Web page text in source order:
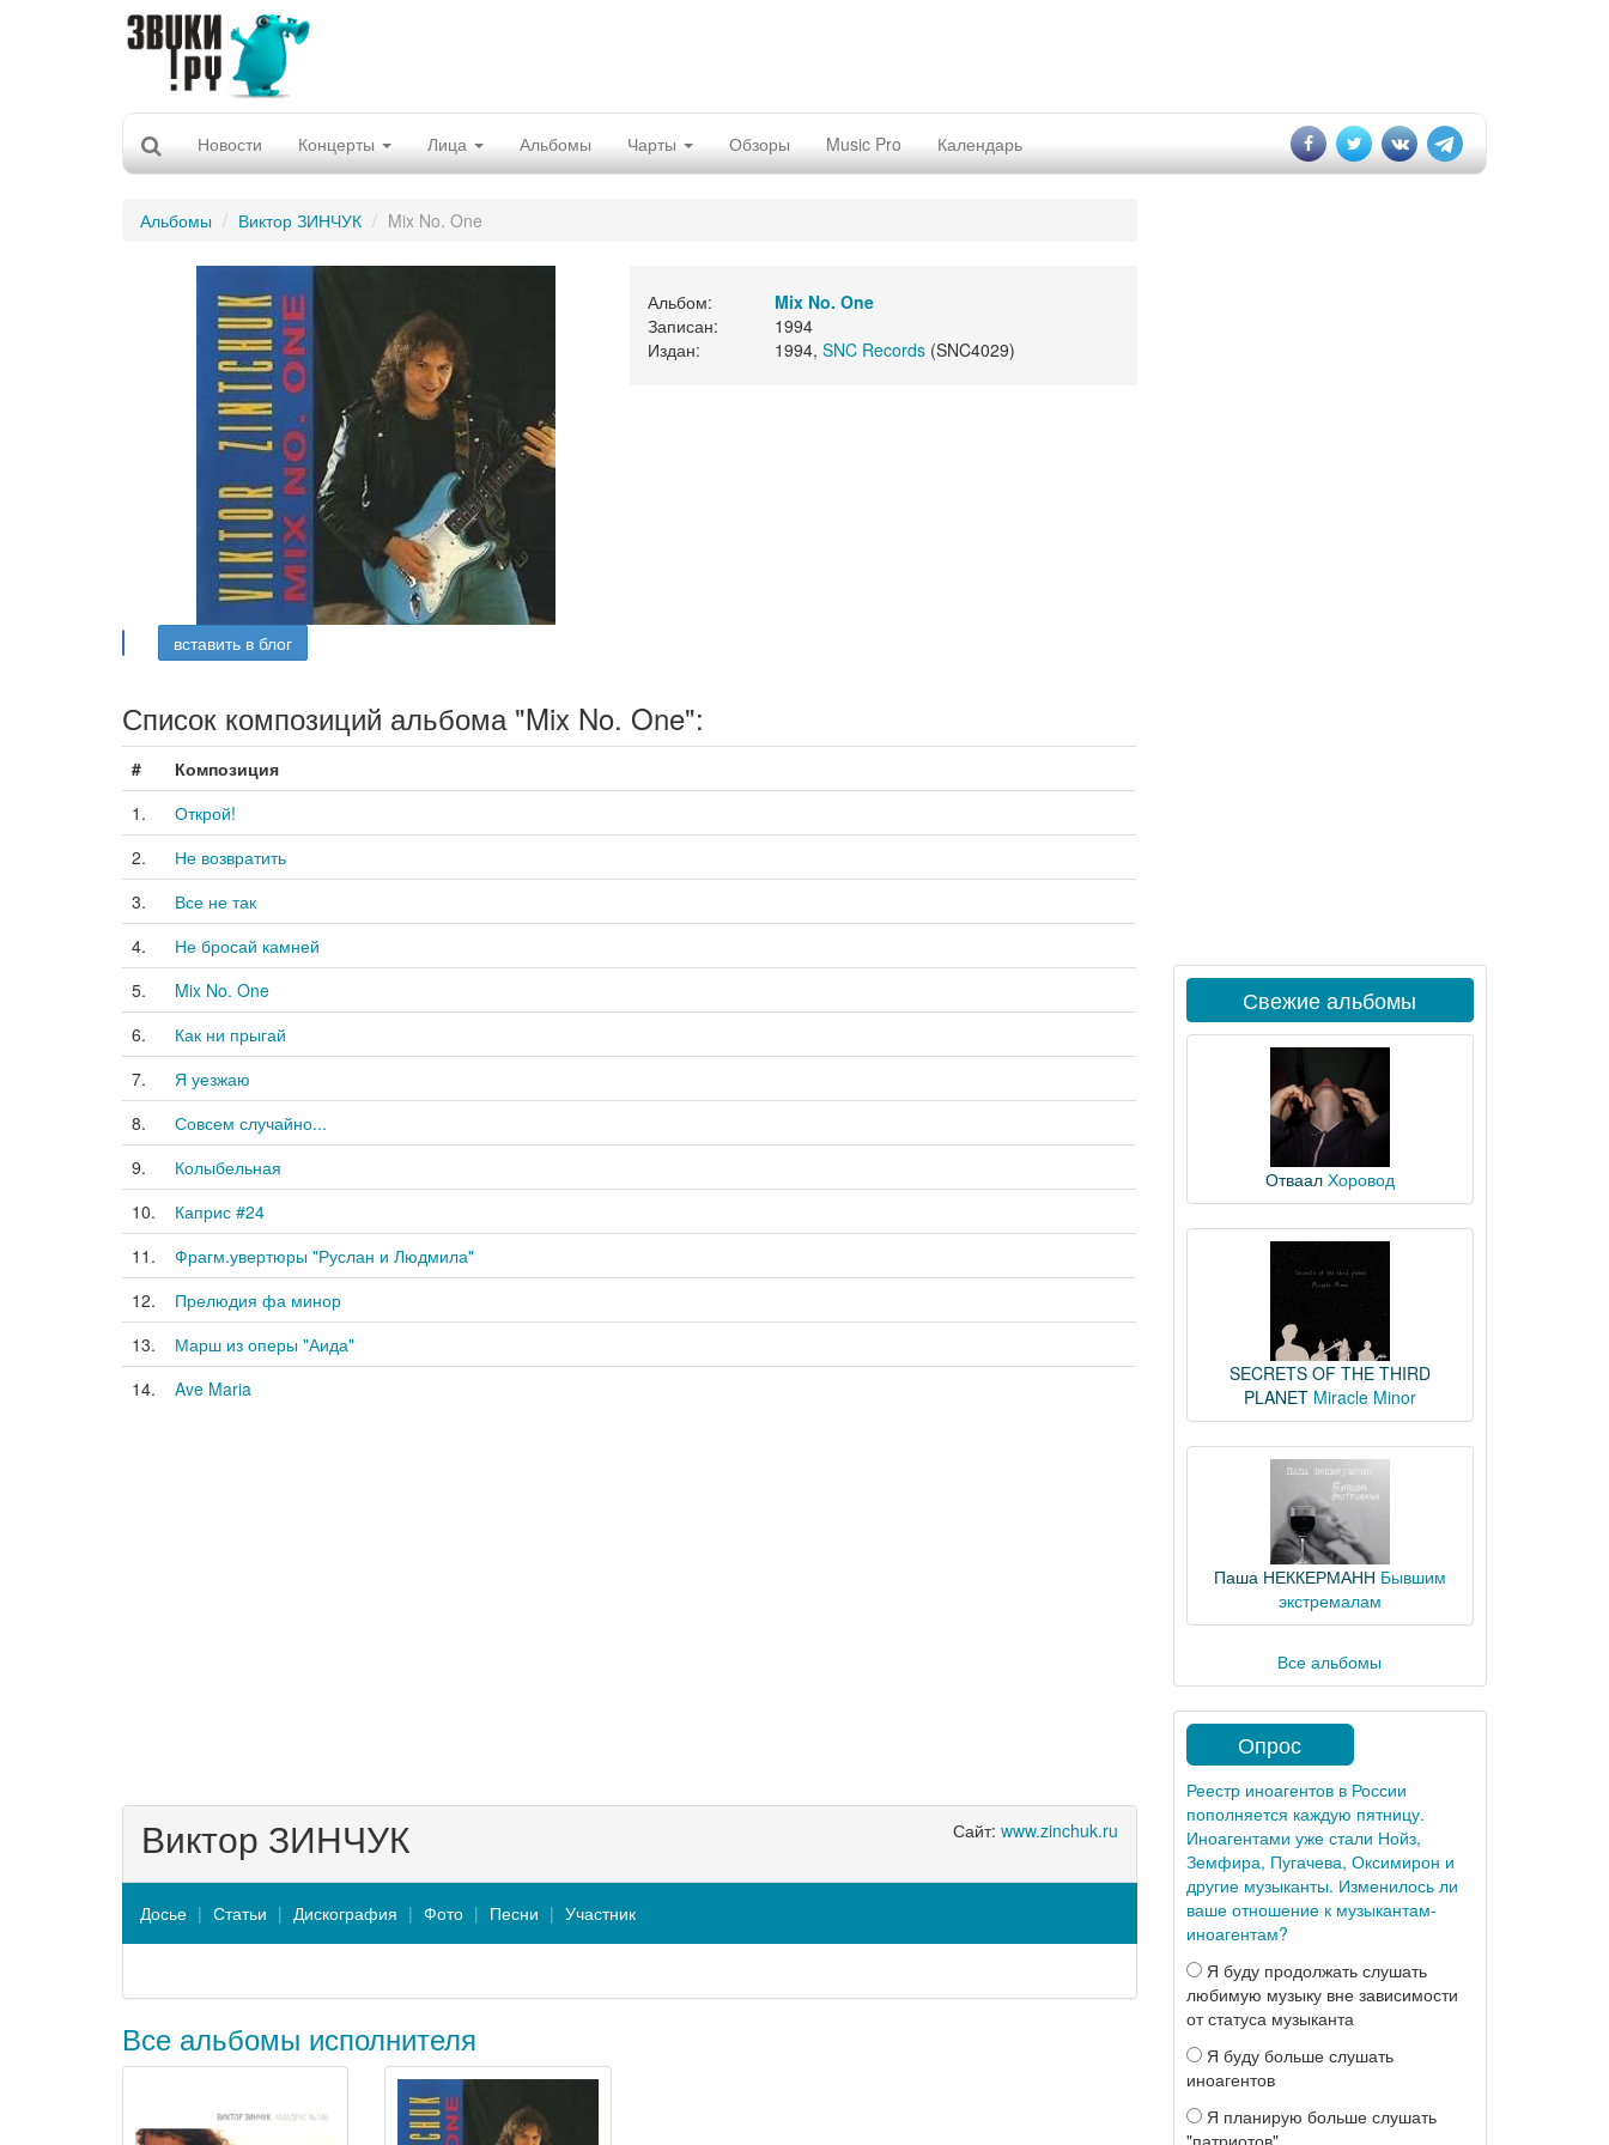
Новости Концерты Лица Альбомы Чарты Обзоры Music Pro Календарь
Альбомы Виктор ЗИНЧУК Mix No. One
Альбом:
Mix No. One
Записан:
1994
Издан:
1994, SNC Records(SNC4029)
вставить в блог
Список композиций альбома "Mix No. One":
#
Композиция
1.
Открой!
2.
Не возвратить
3.
Все не так
4.
Не бросай камней
5.
Mix No. One
6.
Как ни прыгай
7.
Я уезжаю
8.
Совсем случайно...
9.
Колыбельная
10.
Каприс #24
11.
Фрагм.увертюры "Руслан и Людмила"
12.
Прелюдия фа минор
13.
Марш из оперы "Аида"
14.
Ave Maria
Сайт: www.zinchuk.ru
Виктор ЗИНЧУК
Досье Статьи Дискография Фото Песни Участник
Все альбомы исполнителя
Свежие альбомы
Отваал Хоровод
SECRETS OF THE THIRD
PLANET Miracle Minor
Паша НЕККЕРМАНН Бывшим
экстремалам
Все альбомы
Опрос
Реестр иноагентов в России
пополняется каждую пятницу.
Иноагентами уже стали Нойз,
Земфира, Пугачева, Оксимирон и
другие музыканты. Изменилось ли
ваше отношение к музыкантам-
иноагентам?
Я буду продолжать слушать
любимую музыку вне зависимости
от статуса музыканта
Я буду больше слушать
иноагентов
Я планирую больше слушать
"патриотов"